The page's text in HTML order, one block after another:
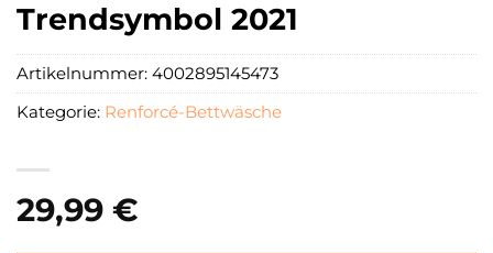
Trendsymbol 2021
29,99 €
Artikelnummer: 4002895145473
Kategorie: Renforcé-Bettwäsche